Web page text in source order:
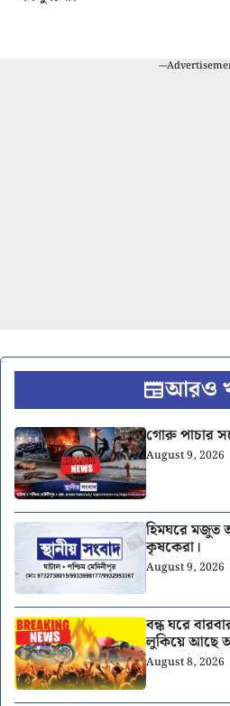
---
আরও
গোরু পাচার
August 9, 2026
হিমঘরে মজুত
কৃষকেরা।
August 9, 2026
বন্ধ ঘরে
লুকিয়ে আছে
August 8, 2026